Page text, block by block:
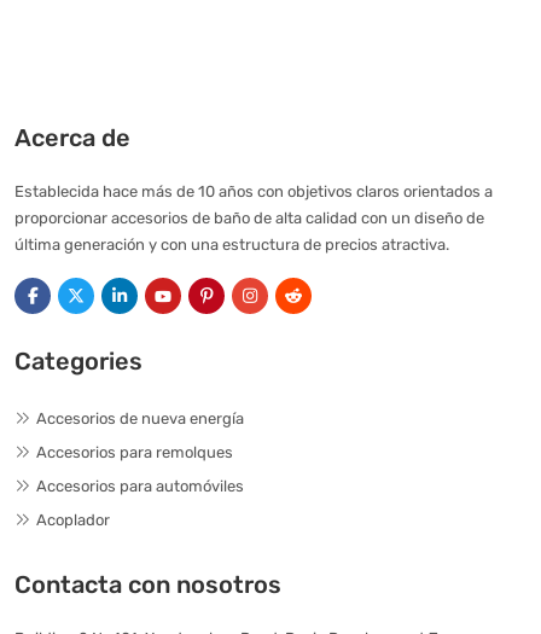
Acerca de
Establecida hace más de 10 años con objetivos claros orientados a
proporcionar accesorios de baño de alta calidad con un diseño de
última generación y con una estructura de precios atractiva.
Categories
Accesorios de nueva energía
Accesorios para remolques
Accesorios para automóviles
Acoplador
Contacta con nosotros